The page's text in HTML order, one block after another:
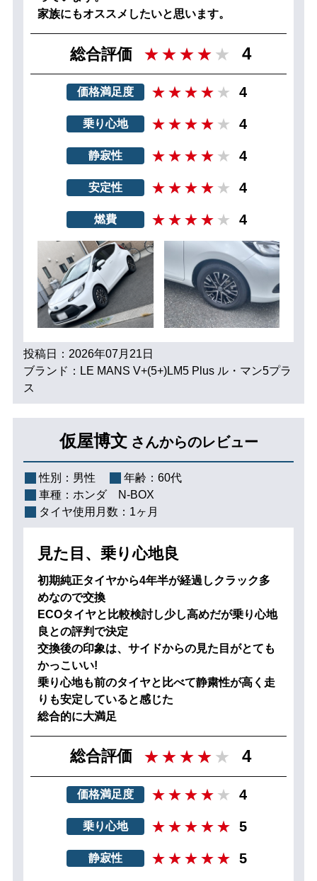
家族にもオススメしたいと思います。
総合評価 4
価格満足度 4
乗り心地 4
静寂性 4
安定性 4
燃費 4
投稿日：2026年07月21日
ブランド：LE MANS V+(5+)LM5 Plus ル・マン5プラ
ス
仮屋博文 さんからのレビュー
性別： 男性 年齢： 60代
車種： ホンダ N-BOX
タイヤ使用月数： 1ヶ月
見た目、乗り心地良
初期純正タイヤから4年半が経過しクラック多
めなので交換
ECOタイヤと比較検討し少し高めだが乗り心地
良との評判で決定
交換後の印象は、サイドからの見た目がとても
かっこいい!
乗り心地も前のタイヤと比べて静粛性が高く走
りも安定していると感じた
総合的に大満足
総合評価 4
価格満足度 4
乗り心地 5
静寂性 5